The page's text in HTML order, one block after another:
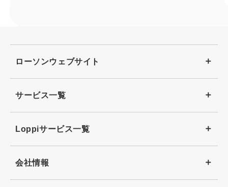
ローソンウェブサイト
サービス一覧
Loppiサービス一覧
会社情報